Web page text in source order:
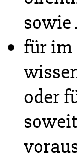
sowie
für im
oder